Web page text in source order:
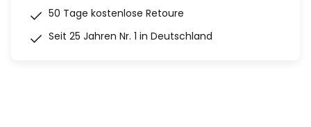
50 Tage kostenlose Retoure
Seit 25 Jahren Nr. 1 in Deutschland